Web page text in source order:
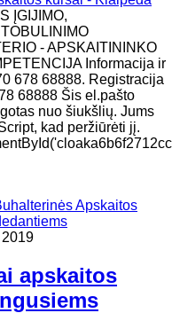
ĮGIJIMO,
- APSKAITININKO
Informacija ir
678 68888. Registracija
68888 Šis el.pašto
nuo šiukšlių. Jums
kad peržiūrėti jį.
Apskaitos
apskaitos